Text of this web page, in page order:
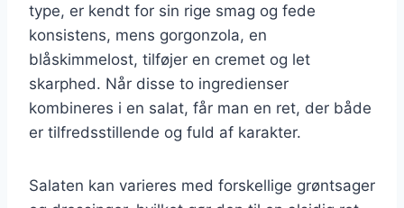
type, er kendt for sin rige smag og fede
konsistens, mens gorgonzola, en
blåskimmelost, tilføjer en cremet og let
skarphed. Når disse to ingredienser
kombineres i en salat, får man en ret, der både
er tilfredsstillende og fuld af karakter.
Salaten kan varieres med forskellige grøntsager